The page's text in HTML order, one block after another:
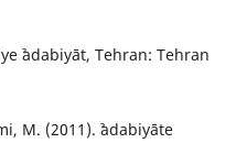
ˀadabiyāt, Tehran: Tehran
M. (2011). ˀadabiyāte